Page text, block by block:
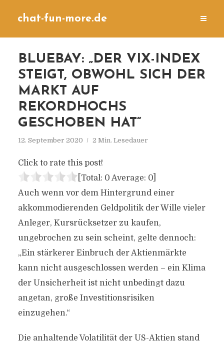
chat-fun-more.de
BLUEBAY: „DER VIX-INDEX
STEIGT, OBWOHL SICH DER
MARKT AUF
REKORDHOCHS
GESCHOBEN HAT“
12. September 2020 2 Min. Lesedauer
Click to rate this post!
[Total: 0 Average: 0]
Auch wenn vor dem Hintergrund einer
akkommodierenden Geldpolitik der Wille vieler
Anleger, Kursrücksetzer zu kaufen,
ungebrochen zu sein scheint, gelte dennoch:
„Ein stärkerer Einbruch der Aktienmärkte
kann nicht ausgeschlossen werden – ein Klima
der Unsicherheit ist nicht unbedingt dazu
angetan, große Investitionsrisiken
einzugehen.“
Die anhaltende Volatilität der US-Aktien stand